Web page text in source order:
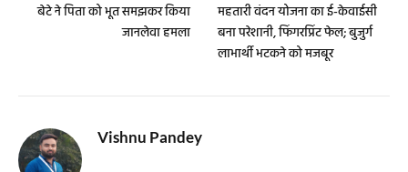
बेटे ने पिता को भूत समझकर किया
जानलेवा हमला
महतारी वंदन योजना का ई-केवाईसी
बना परेशानी, फिंगरप्रिंट फेल; बुजुर्ग
लाभार्थी भटकने को मजबूर
Vishnu Pandey